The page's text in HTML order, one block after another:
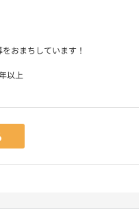
おまちしています！
以上